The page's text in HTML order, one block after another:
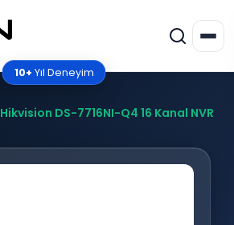
10+ Yıl Deneyim
Hikvision DS-7716NI-Q4 16 Kanal NVR